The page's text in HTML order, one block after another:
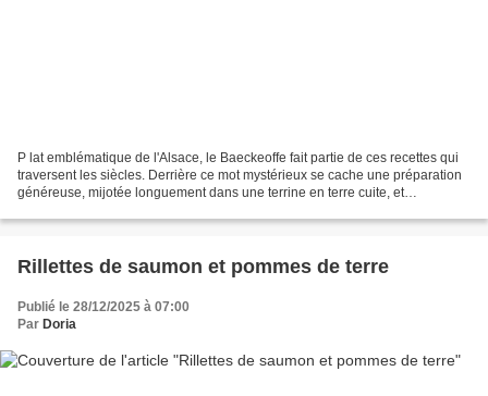
P lat emblématique de l'Alsace, le Baeckeoffe fait partie de ces recettes qui
traversent les siècles. Derrière ce mot mystérieux se cache une préparation
généreuse, mijotée longuement dans une terrine en terre cuite, et
Rillettes de saumon et pommes de terre
Publié le 28/12/2025 à 07:00
Par Doria